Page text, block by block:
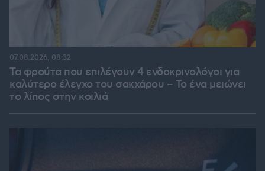
Τα φρούτα που επιλέγουν 4 ενδοκρινολόγοι για
καλύτερο έλεγχο του σακχάρου – Το ένα μειώνει
το λίπος στην κοιλιά
07.08.2026, 08:32